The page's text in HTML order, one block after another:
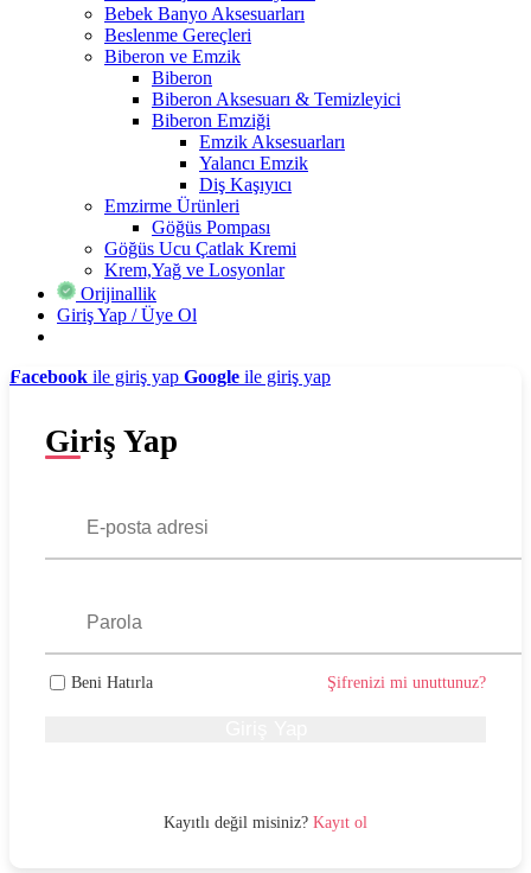
Bebek Banyo Aksesuarları
Beslenme Gereçleri
Biberon ve Emzik
Biberon
Biberon Aksesuarı & Temizleyici
Biberon Emziği
Emzik Aksesuarları
Yalancı Emzik
Diş Kaşıyıcı
Emzirme Ürünleri
Göğüs Pompası
Göğüs Ucu Çatlak Kremi
Krem,Yağ ve Losyonlar
Orijinallik
Giriş Yap / Üye Ol
Facebook ile giriş yap Google ile giriş yap
Giriş Yap
Beni Hatırla Şifrenizi mi unuttunuz?
Kayıtlı değil misiniz? Kayıt ol